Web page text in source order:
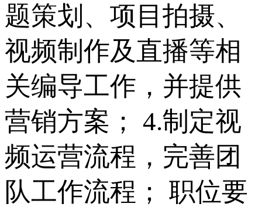
题策划、项目拍摄、
视频制作及直播等相
关编导工作，并提供
营销方案； 4.制定视
频运营流程，完善团
队工作流程； 职位要